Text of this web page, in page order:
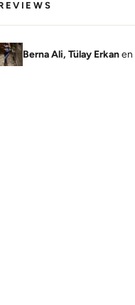
Berna Ali, Tülay Erkanen